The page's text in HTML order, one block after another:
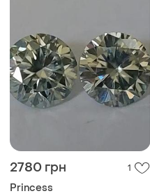
2780 грн 1
Princess